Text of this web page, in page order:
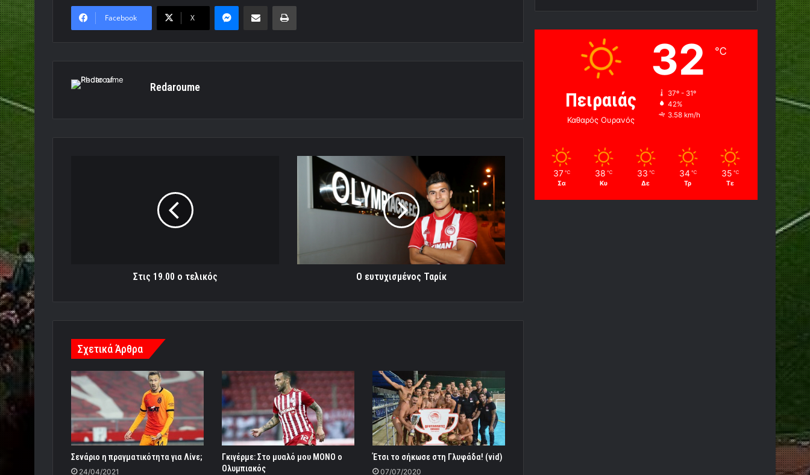
Facebook X
MessengerΚοινοποίηση μέσω ηλεκτρονικού ταχυδρομείουΕκτύπωση
Redaroume
Στις 19.00 ο τελικός
ευτυχισμένος
O ευτυχισμένος Ταρίκ
Σχετικά Άρθρα
Σενάριο η πραγματικότητα για Λίνε;
24/04/2021
Γκιγέρμε: Στο μυαλό μου ΜΟΝΟ ο
Ολυμπιακός
Έτσι το σήκωσε στη Γλυφάδα! (vid)
07/07/2020
Πειραιάς
Καθαρός Ουρανός
32 ℃
37º - 31º
42%
3.58 km/h
37 ℃
Σα
38 ℃
Κυ
33 ℃
Δε
34 ℃
Τρ
35 ℃
Τε